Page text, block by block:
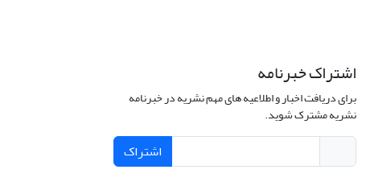
اشتراک خبرنامه
برای دریافت اخبار و اطلاعیه های مهم نشریه در خبرنامه
نشریه مشترک شوید.
اشتراک